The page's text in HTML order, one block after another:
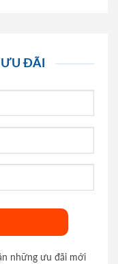
ĐÃI
những ưu đãi mới